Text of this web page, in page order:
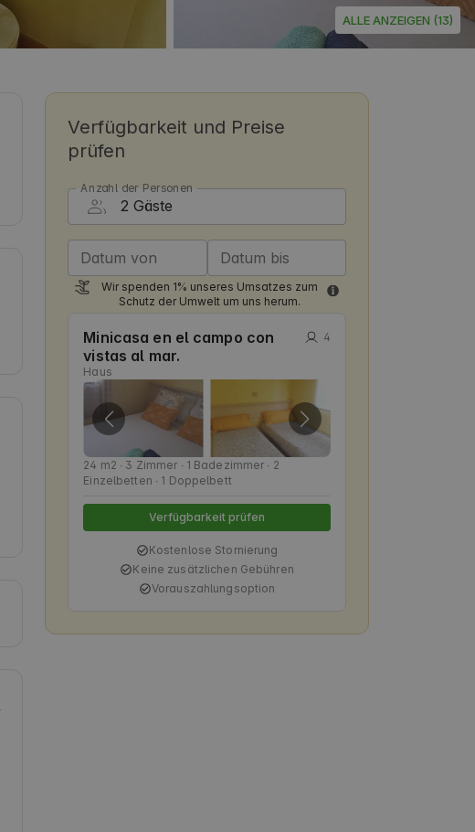
ALLE ANZEIGEN (13)
Verfügbarkeit und Preise
prüfen
Anzahl der Personen
Datum von Datum bis
Wir spenden 1% unseres Umsatzes zum
Schutz der Umwelt um uns herum.
Minicasa en el campo con
vistas al mar.
Haus
4
24 m2 ∙ 3 Zimmer ∙ 1 Badezimmer ∙ 2
Einzelbetten ∙ 1 Doppelbett
Verfügbarkeit prüfen
Kostenlose Stornierung
Keine zusätzlichen Gebühren
Vorauszahlungsoption